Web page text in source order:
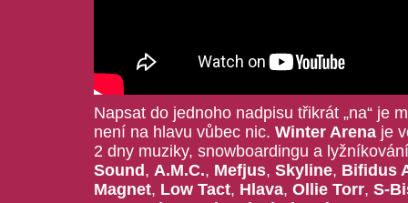
Napsat do jednoho nadpisu třikrát „na“ je
není na hlavu vůbec nic. Winter Arena je
2 dny muziky, snowboardingu a
Sound , A.M.C., Mefjus, Skyline, Bifidus
Magnet, Low Tact, Hlava, Ollie Torr, S-